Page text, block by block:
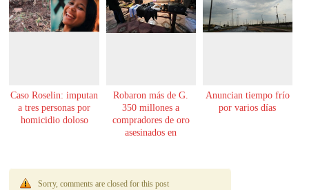
Caso Roselin: imputan
a tres personas por
homicidio doloso
Robaron más de G.
350 millones a
compradores de oro
asesinados en
Anuncian tiempo frío
por varios días
Sorry, comments are closed for this post